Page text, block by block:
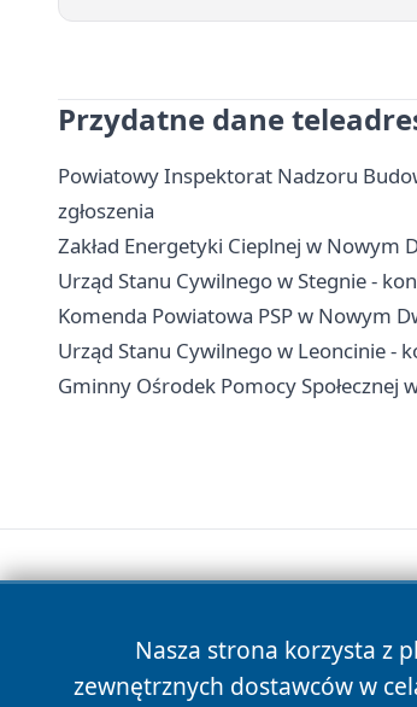
Przydatne dane
Powiatowy Inspektorat Nadzoru
zgłoszenia
Zakład Energetyki Cieplnej w Nowym
Urząd Stanu Cywilnego w Stegnie -
Komenda Powiatowa PSP w Nowym
Urząd Stanu Cywilnego w Leoncinie -
Gminny Ośrodek Pomocy
Nasza strona korzysta z
zewnętrznych dostawców w